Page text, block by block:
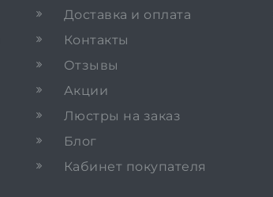
Доставка и оплата
Контакты
Отзывы
Акции
Люстры на заказ
Блог
Кабинет покупателя